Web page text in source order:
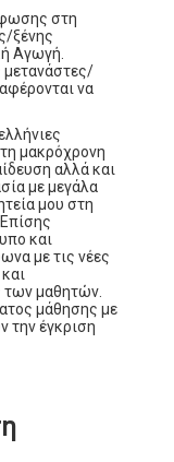
στη
ξένης
Αγωγή.
να
μακρόχρονη
αλλά και
με μεγάλα
μου στη
και
με τις νέες
των μαθητών.
μάθησης με
την έγκριση